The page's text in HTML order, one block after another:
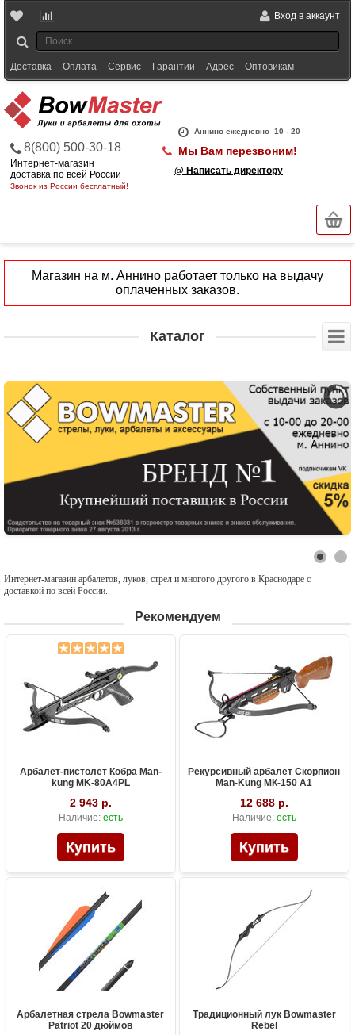
Вход в аккаунт
Доставка Оплата Сервис Гарантии Адрес Оптовикам
Аннино ежедневно 10 - 20
8(800) 500-30-18
Интернет-магазин
доставка по всей России
Звонок из России бесплатный!
Мы Вам перезвоним!
@ Написать директору
Магазин на м. Аннино работает только на выдачу
оплаченных заказов.
Каталог
Интернет-магазин арбалетов, луков, стрел и многого другого в Краснодаре с
доставкой по всей России.
Рекомендуем
Арбалет-пистолет Кобра Man-
kung MK-80A4PL
2 943 р.
Наличие: есть
Рекурсивный арбалет Скорпион
Man-Kung МК-150 А1
12 688 р.
Наличие: есть
Арбалетная стрела Bowmaster
Patriot 20 дюймов
Традиционный лук Bowmaster
Rebel